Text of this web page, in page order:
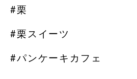
#栗
#栗スイーツ
#パンケーキカフェ